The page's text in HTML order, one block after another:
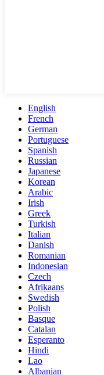
English
French
German
Portuguese
Spanish
Russian
Japanese
Korean
Arabic
Irish
Greek
Turkish
Italian
Danish
Romanian
Indonesian
Czech
Afrikaans
Swedish
Polish
Basque
Catalan
Esperanto
Hindi
Lao
Albanian